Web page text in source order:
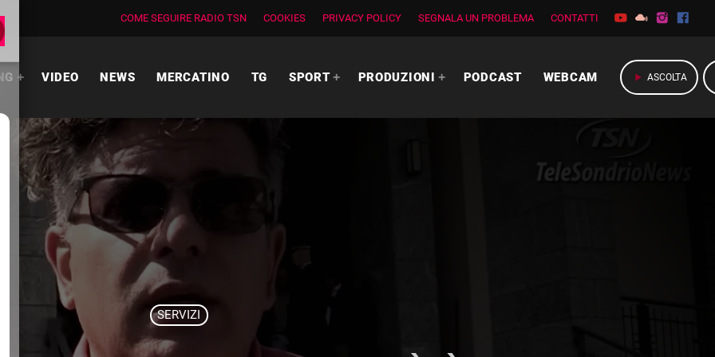
COME SEGUIRE RADIO TSN COOKIES PRIVACY POLICY SEGNALA UN PROBLEMA CONTATTI
VIDEO NEWS MERCATINO TG SPORT PRODUZIONI PODCAST WEBCAM play_arrow ASCOLTA
SERVIZI